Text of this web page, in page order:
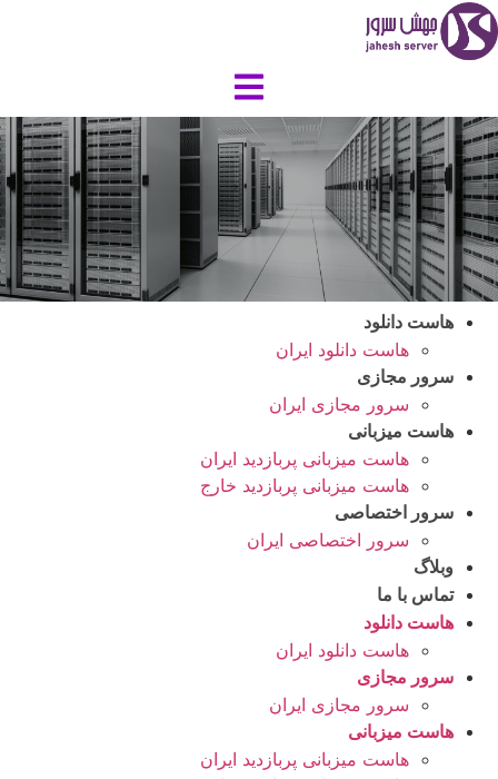
هاست دانلود
هاست دانلود ایران
سرور مجازی
سرور مجازی ایران
هاست میزبانی
هاست میزبانی پربازدید ایران
هاست میزبانی پربازدید خارج
سرور اختصاصی
سرور اختصاصی ایران
وبلاگ
تماس با ما
هاست دانلود
هاست دانلود ایران
سرور مجازی
سرور مجازی ایران
هاست میزبانی
هاست میزبانی پربازدید ایران